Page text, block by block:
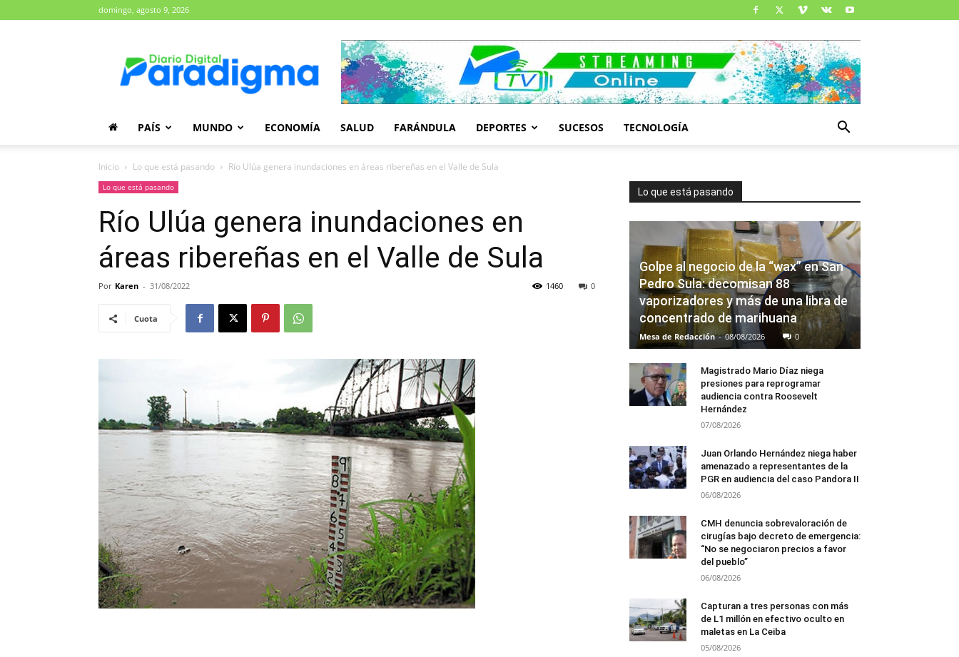
domingo, agosto 9, 2026
Paradigma
PAÍS MUNDO ECONOMÍA SALUD FARÁNDULA DEPORTES SUCESOS TECNOLOGÍA
Inicio Lo que está pasando Río Ulúa genera inundaciones en áreas ribereñas en el Valle de Sula
Lo que está pasando
Río Ulúa genera inundaciones en
áreas ribereñas en el Valle de Sula
Por Karen - 31/08/2022 0
1460
Cuota
Lo que está pasando
Golpe al negocio de la “wax” en San
Pedro Sula: decomisan 88
vaporizadores y más de una libra de
concentrado de marihuana
Mesa de Redacción - 08/08/2026 0
Magistrado Mario Díaz niega
presiones para reprogramar
audiencia contra Roosevelt
Hernández
07/08/2026
Juan Orlando Hernández niega haber
amenazado a representantes de la
PGR en audiencia del caso Pandora II
06/08/2026
CMH denuncia sobrevaloración de
cirugías bajo decreto de emergencia:
“No se negociaron precios a favor
del pueblo”
06/08/2026
Capturan a tres personas con más
de L1 millón en efectivo oculto en
maletas en La Ceiba
05/08/2026